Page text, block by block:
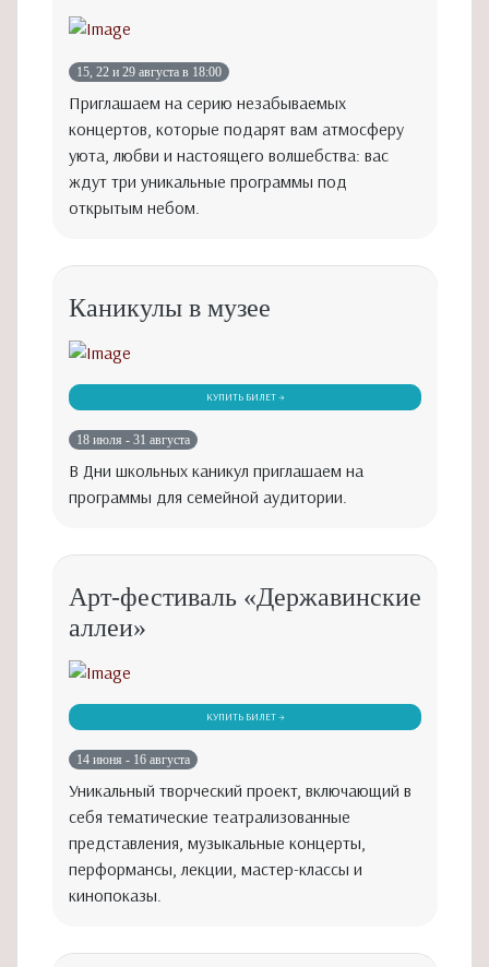
15, 22 и 29 августа в 18:00
Приглашаем на серию незабываемых
концертов, которые подарят вам атмосферу
уюта, любви и настоящего волшебства: вас
ждут три уникальные программы под
открытым небом.
Каникулы в музее
КУПИТЬ БИЛЕТ →
18 июля - 31 августа
В Дни школьных каникул приглашаем на
программы для семейной аудитории.
Арт-фестиваль «Державинские
аллеи»
КУПИТЬ БИЛЕТ →
14 июня - 16 августа
Уникальный творческий проект, включающий в
себя тематические театрализованные
представления, музыкальные концерты,
перформансы, лекции, мастер-классы и
кинопоказы.